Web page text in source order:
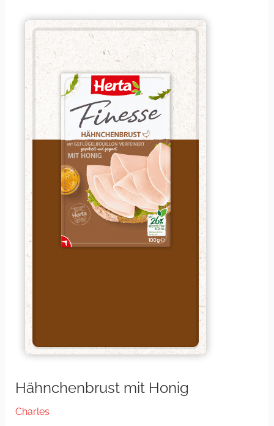
Hähnchenbrust mit Honig
Charles
Hähnchenbrust
Honig